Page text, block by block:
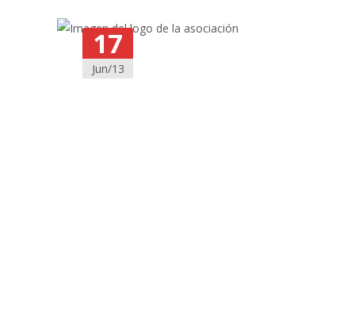
17
Jun/13